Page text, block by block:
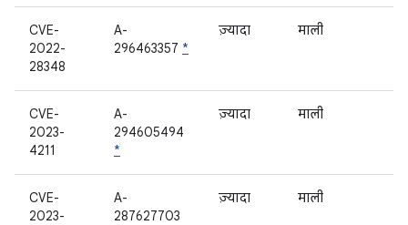
CVE-
2022-
28348
A-
296463357 *
ज़्यादा माली
CVE-
2023-
4211
A-
294605494
*
ज़्यादा माली
CVE-
2023-
A-
287627703
ज़्यादा माली